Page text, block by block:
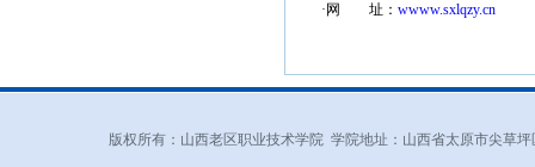
·网 址： wwww.sxlqzy.cn
版权所有：山西老区职业技术学院 学院地址：山西省太原市尖草